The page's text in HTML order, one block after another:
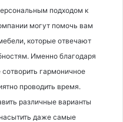
подходом к
могут помочь вам
которые отвечают
Именно благодаря
гармоничное
проводить время.
различные варианты
даже самые